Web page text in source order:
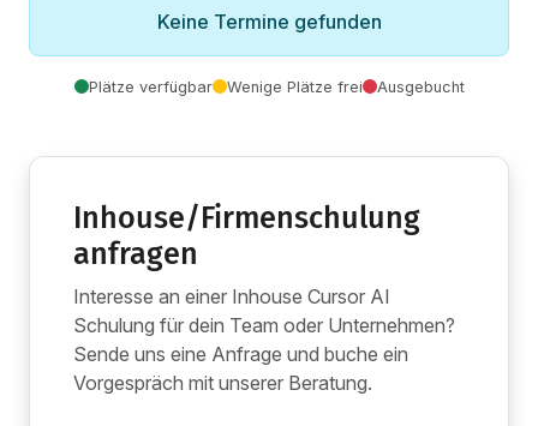
Keine Termine gefunden
Plätze verfügbar Wenige Plätze frei Ausgebucht
Inhouse/Firmenschulung
anfragen
Interesse an einer Inhouse Cursor AI
Schulung für dein Team oder Unternehmen?
Sende uns eine Anfrage und buche ein
Vorgespräch mit unserer Beratung.